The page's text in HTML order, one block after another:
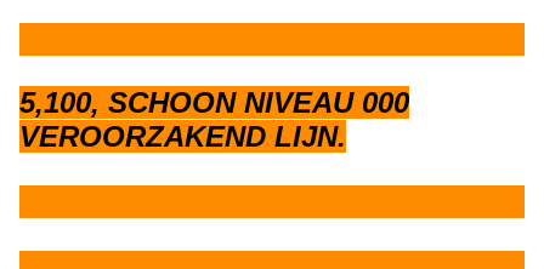
5,100, SCHOON NIVEAU 000
VEROORZAKEND LIJN.